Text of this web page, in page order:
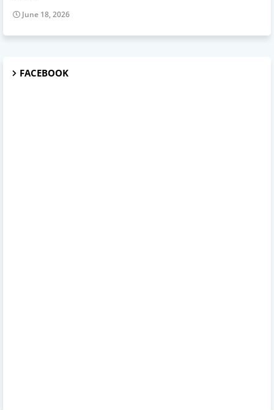
June 18, 2026
FACEBOOK